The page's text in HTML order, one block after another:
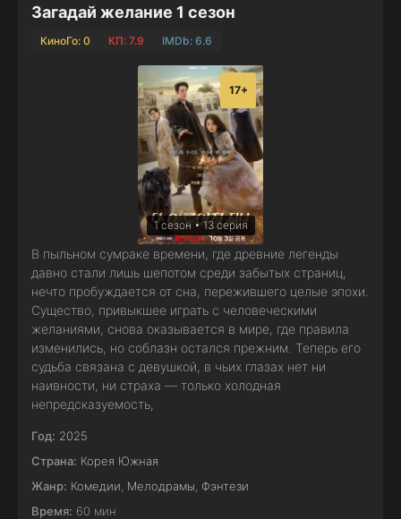
Загадай желание 1 сезон
КиноГо: 0 КП: 7.9 IMDb: 6.6
1 сезон • 13 серия
17+
В пыльном сумраке времени, где древние легенды
давно стали лишь шепотом среди забытых страниц,
нечто пробуждается от сна, пережившего целые эпохи.
Существо, привыкшее играть с человеческими
желаниями, снова оказывается в мире, где правила
изменились, но соблазн остался прежним. Теперь его
судьба связана с девушкой, в чьих глазах нет ни
наивности, ни страха — только холодная
непредсказуемость,
Год: 2025
Страна: Корея Южная
Жанр: Комедии Мелодрамы Фэнтези
Время: 60 мин